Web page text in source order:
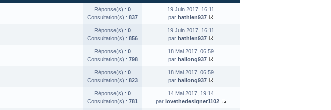
Réponse(s) : 0
Consultation(s) : 837
19 Juin 2017, 16:11
par hathien937
Réponse(s) : 0
Consultation(s) : 856
19 Juin 2017, 16:11
par hathien937
Réponse(s) : 0
Consultation(s) : 798
18 Mai 2017, 06:59
par hailong937
Réponse(s) : 0
Consultation(s) : 823
18 Mai 2017, 06:59
par hailong937
Réponse(s) : 0
Consultation(s) : 781
14 Mai 2017, 19:14
par lovethedesigner1102